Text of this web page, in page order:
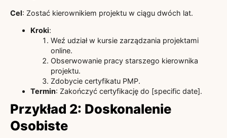
Cel: Zostać kierownikiem projektu w ciągu dwóch lat.
Kroki:
Weź udział w kursie zarządzania projektami
online.
Obserwowanie pracy starszego kierownika
projektu.
Zdobycie certyfikatu PMP.
Termin: Zakończyć certyfikację do [specific date].
Przykład 2: Doskonalenie
Osobiste